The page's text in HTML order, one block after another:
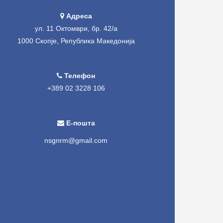
Адреса
ул. 11 Октомври, бр. 42/а
1000 Скопје, Република Македонија
Телефон
+389 02 3228 106
Е-пошта
nsgnrm@gmail.com